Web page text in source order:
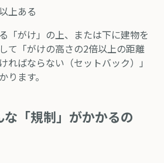
上ある
「がけ」の上、または下に建物を
て「がけの高さの2倍以上の距離
ればならない（セットバック）」
ります。
「規制」がかかるの